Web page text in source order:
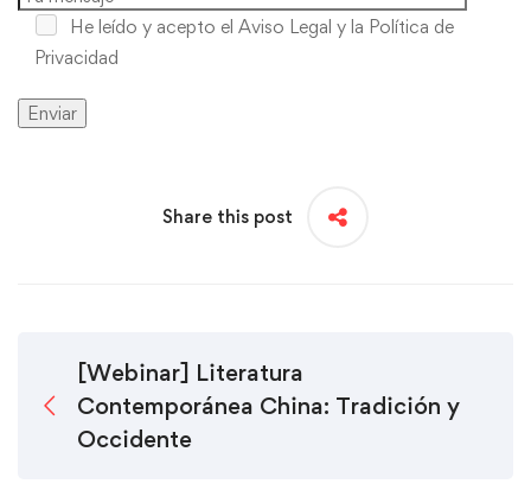
He leído y acepto el Aviso Legal y la Política de
Privacidad
Share this post
[Webinar] Literatura
Contemporánea China: Tradición y
Occidente